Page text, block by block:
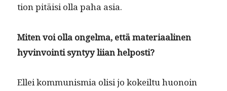
tion pitäisi olla paha asia.
Miten voi olla ongel­ma, että mate­ri­aa­li­nen
hyv­in­voin­ti syn­tyy liian helposti?
Ellei kom­mu­nis­mia olisi jo kokeil­tu huonoin